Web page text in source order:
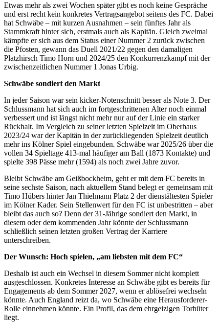
Etwas mehr als zwei Wochen später gibt es noch keine Gespräche
und erst recht kein konkretes Vertragsangebot seitens des FC. Dabei
hat Schwäbe – mit kurzen Ausnahmen – sein fünftes Jahr als
Stammkraft hinter sich, erstmals auch als Kapitän. Gleich zweimal
kämpfte er sich aus dem Status einer Nummer 2 zurück zwischen
die Pfosten, gewann das Duell 2021/22 gegen den damaligen
Platzhirsch Timo Horn und 2024/25 den Konkurrenzkampf mit der
zwischenzeitlichen Nummer 1 Jonas Urbig.
Schwäbe sondiert den Markt
In jeder Saison war sein kicker-Notenschnitt besser als Note 3. Der
Schlussmann hat sich auch im fortgeschrittenen Alter noch einmal
verbessert und ist längst nicht mehr nur auf der Linie ein starker
Rückhalt. Im Vergleich zu seiner letzten Spielzeit im Oberhaus
2023/24 war der Kapitän in der zurückliegenden Spielzeit deutlich
mehr ins Kölner Spiel eingebunden. Schwäbe war 2025/26 über die
vollen 34 Spieltage 413-mal häufiger am Ball (1873 Kontakte) und
spielte 398 Pässe mehr (1594) als noch zwei Jahre zuvor.
Bleibt Schwäbe am Geißbockheim, geht er mit dem FC bereits in
seine sechste Saison, nach aktuellem Stand belegt er gemeinsam mit
Timo Hübers hinter Jan Thielmann Platz 2 der dienstältesten Spieler
im Kölner Kader. Sein Stellenwert für den FC ist unbestritten – aber
bleibt das auch so? Denn der 31-Jährige sondiert den Markt, in
diesem oder dem kommenden Jahr könnte der Schlussmann
schließlich seinen letzten großen Vertrag der Karriere
unterschreiben.
Der Wunsch: Hoch spielen, „am liebsten mit dem FC“
Deshalb ist auch ein Wechsel in diesem Sommer nicht komplett
ausgeschlossen. Konkretes Interesse an Schwäbe gibt es bereits für
Engagements ab dem Sommer 2027, wenn er ablösefrei wechseln
könnte. Auch England reizt da, wo Schwäbe eine Herausforderer-
Rolle einnehmen könnte. Ein Profil, das dem ehrgeizigen Torhüter
liegt.